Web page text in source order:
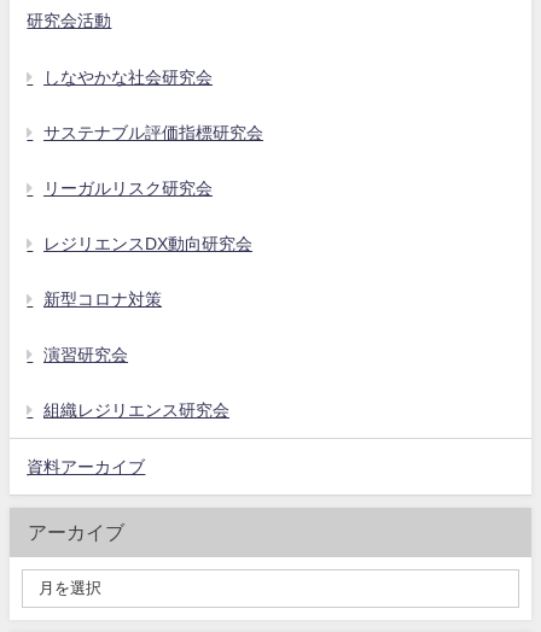
研究会活動
しなやかな社会研究会
サステナブル評価指標研究会
リーガルリスク研究会
レジリエンスDX動向研究会
新型コロナ対策
演習研究会
組織レジリエンス研究会
資料アーカイブ
アーカイブ